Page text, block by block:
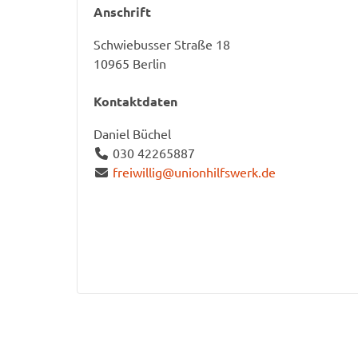
Anschrift
Schwiebusser Straße 18
10965 Berlin
Kontaktdaten
Daniel Büchel
030 42265887
freiwillig@unionhilfswerk.de